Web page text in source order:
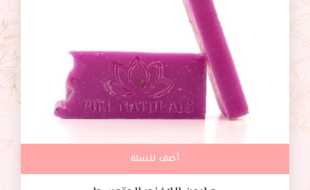
أضف للسلة